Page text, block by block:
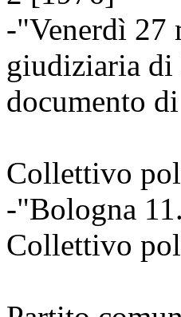
-"Venerdì 27
giudiziaria di
documento
Collettivo
-"Bologna
Collettivo